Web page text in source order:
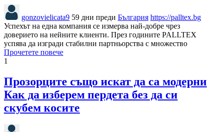
gonzovielicata9 59 дни преди България https://palltex.bg
Успехът на една компания се измерва най-добре чрез
доверието на нейните клиенти. През годините PALLTEX
успява да изгради стабилни партньорства с множество
Прочетете повече
1
Прозорците също искат да са модерни
Как да изберем пердета без да си
скубем косите